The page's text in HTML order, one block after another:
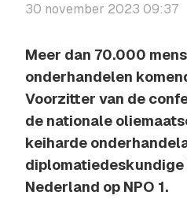
30 november 2023 09:37
Meer dan 70.000
onderhandelen
Voorzitter van de
de nationale
keiharde
diplomatiedeskundige
Nederland op NPO 1.